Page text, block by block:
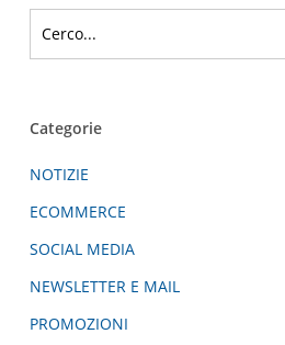
Categorie
NOTIZIE
ECOMMERCE
SOCIAL MEDIA
NEWSLETTER E MAIL
PROMOZIONI